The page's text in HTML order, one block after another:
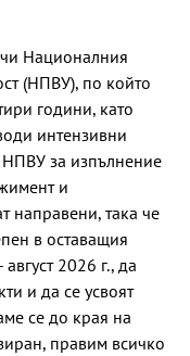
Националния
(НПВУ), по който
години, като
интензивни
за изпълнение
и
направени, така че
в оставащия
2026 г., да
и да се усвоят
се до края на
правим всичко